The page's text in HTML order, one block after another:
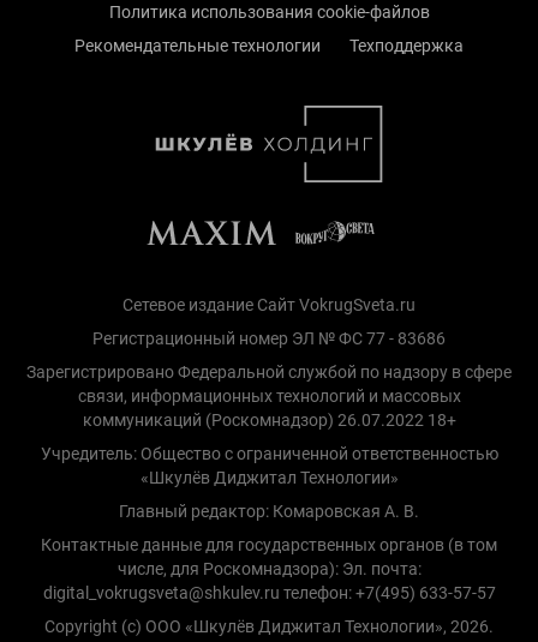
Политика использования cookie-файлов
Рекомендательные технологии
Техподдержка
Сетевое издание Сайт VokrugSveta.ru
Регистрационный номер ЭЛ № ФС 77 - 83686
Зарегистрировано Федеральной службой по надзору в сфере
связи, информационных технологий и массовых
коммуникаций (Роскомнадзор) 26.07.2022 18+
Учредитель: Общество с ограниченной ответственностью
«Шкулёв Диджитал Технологии»
Главный редактор: Комаровская А. В.
Контактные данные для государственных органов (в том
числе, для Роскомнадзора): Эл. почта:
digital_vokrugsveta@shkulev.ru телефон: +7(495) 633-57-57
Copyright (с) ООО «Шкулёв Диджитал Технологии», 2026.